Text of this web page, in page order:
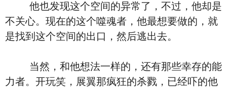
他也发现这个空间的异常了，不过，他却是
不关心。现在的这个噬魂者，他最想要做的，就
是找到这个空间的出口，然后逃出去。
当然，和他想法一样的，还有那些幸存的能
力者。开玩笑，展翼那疯狂的杀戮，已经吓的他